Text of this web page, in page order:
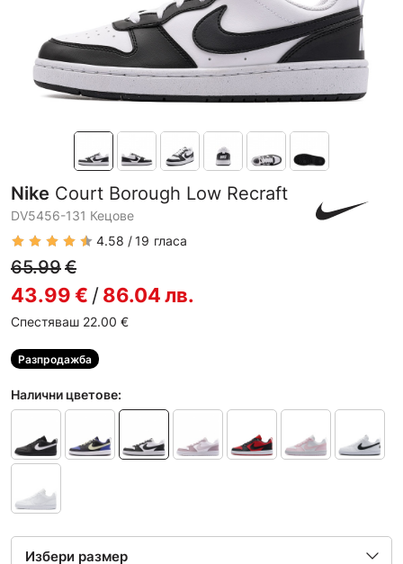
Nike Court Borough Low Recraft
DV5456-131 Кецове
4.58
19 гласа
65.99€
43.99€ /86.04лв.
Спестяваш 22.00 €
Разпродажба
Налични цветове: